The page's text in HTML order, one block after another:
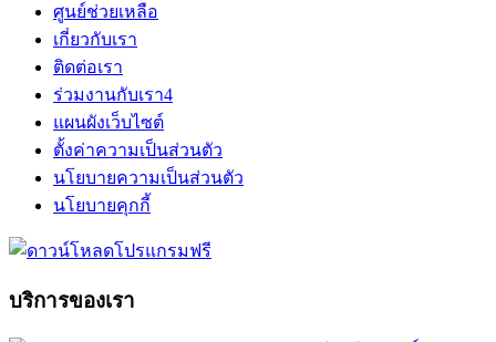
ศูนย์ช่วยเหลือ
เกี่ยวกับเรา
ติดต่อเรา
ร่วมงานกับเรา4
แผนผังเว็บไซต์
ตั้งค่าความเป็นส่วนตัว
นโยบายความเป็นส่วนตัว
นโยบายคุกกี้
บริการของเรา